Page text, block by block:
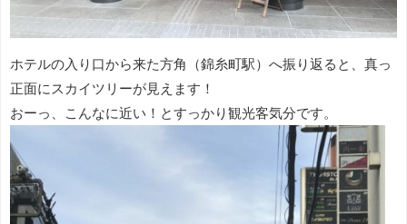
ホテルの入り口から来た方角（錦糸町駅）へ振り返ると、真っ
正面にスカイツリーが見えます！
おーっ、こんなに近い！とすっかり観光客気分です。